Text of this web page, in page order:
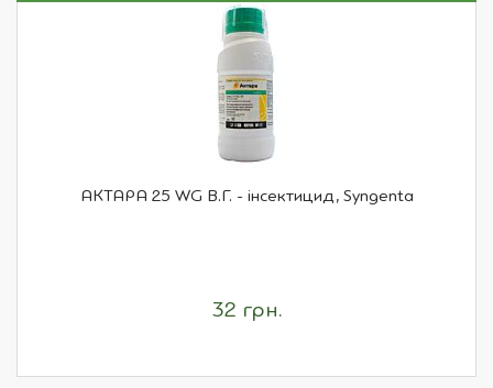
АКТАРА 25 WG В.Г. - інсектицид, Syngenta
32 грн.